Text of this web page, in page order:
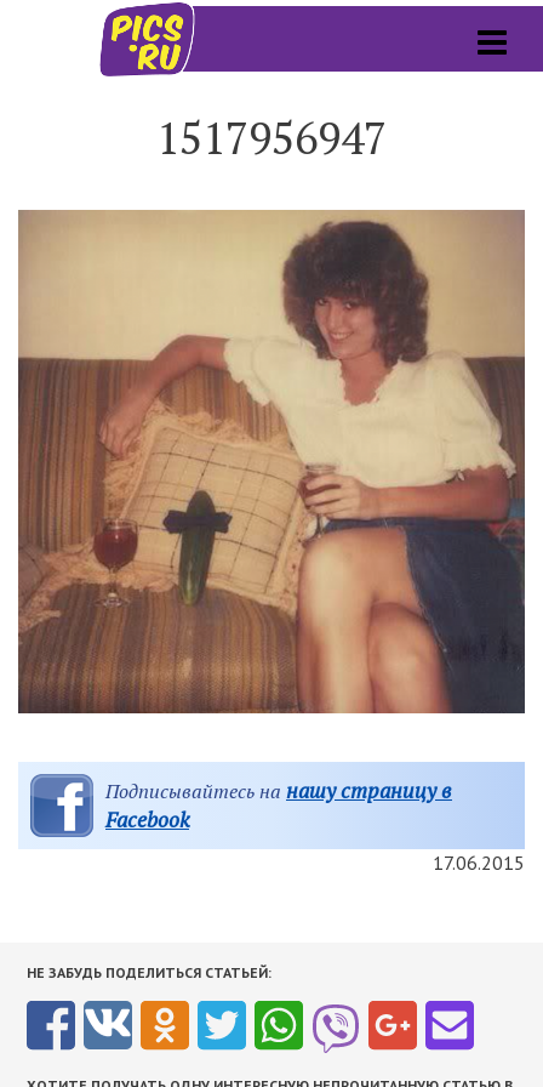
1517956947
Подписывайтесь на нашу страницу в
Facebook
17.06.2015
НЕ ЗАБУДЬ ПОДЕЛИТЬСЯ СТАТЬЕЙ: